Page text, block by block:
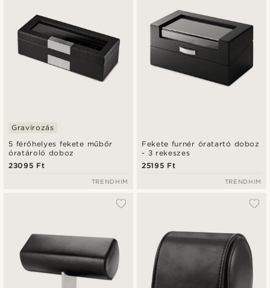
5 férőhelyes fekete műbőr
óratároló doboz
Gravírozás
23095 Ft
TRENDHIM
Fekete furnér óratartó doboz
- 3 rekeszes
25195 Ft
TRENDHIM